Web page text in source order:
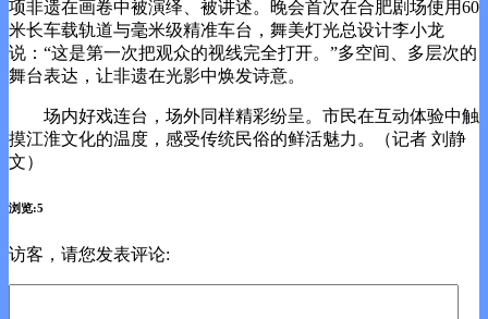
项非遗在画卷中被演绎、被讲述。晚会首次在合肥剧场使用60
米长车载轨道与毫米级精准车台，舞美灯光总设计李小龙
说：“这是第一次把观众的视线完全打开。”多空间、多层次的
舞台表达，让非遗在光影中焕发诗意。
场内好戏连台，场外同样精彩纷呈。市民在互动体验中触
摸江淮文化的温度，感受传统民俗的鲜活魅力。（记者 刘静
文）
浏览:5
访客，请您发表评论: